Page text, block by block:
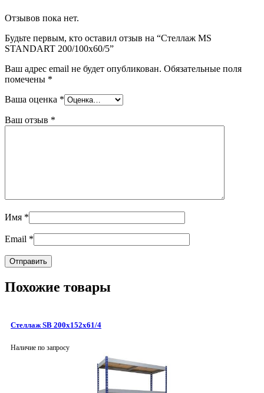
Отзывов пока нет.
Будьте первым, кто оставил отзыв на “Стеллаж MS
STANDART 200/100х60/5”
Ваш адрес email не будет опубликован. Обязательные поля
помечены *
Ваша оценка *
Ваш отзыв *
Имя *
Email *
Похожие товары
Стеллаж SB 200x152x61/4
Наличие по запросу